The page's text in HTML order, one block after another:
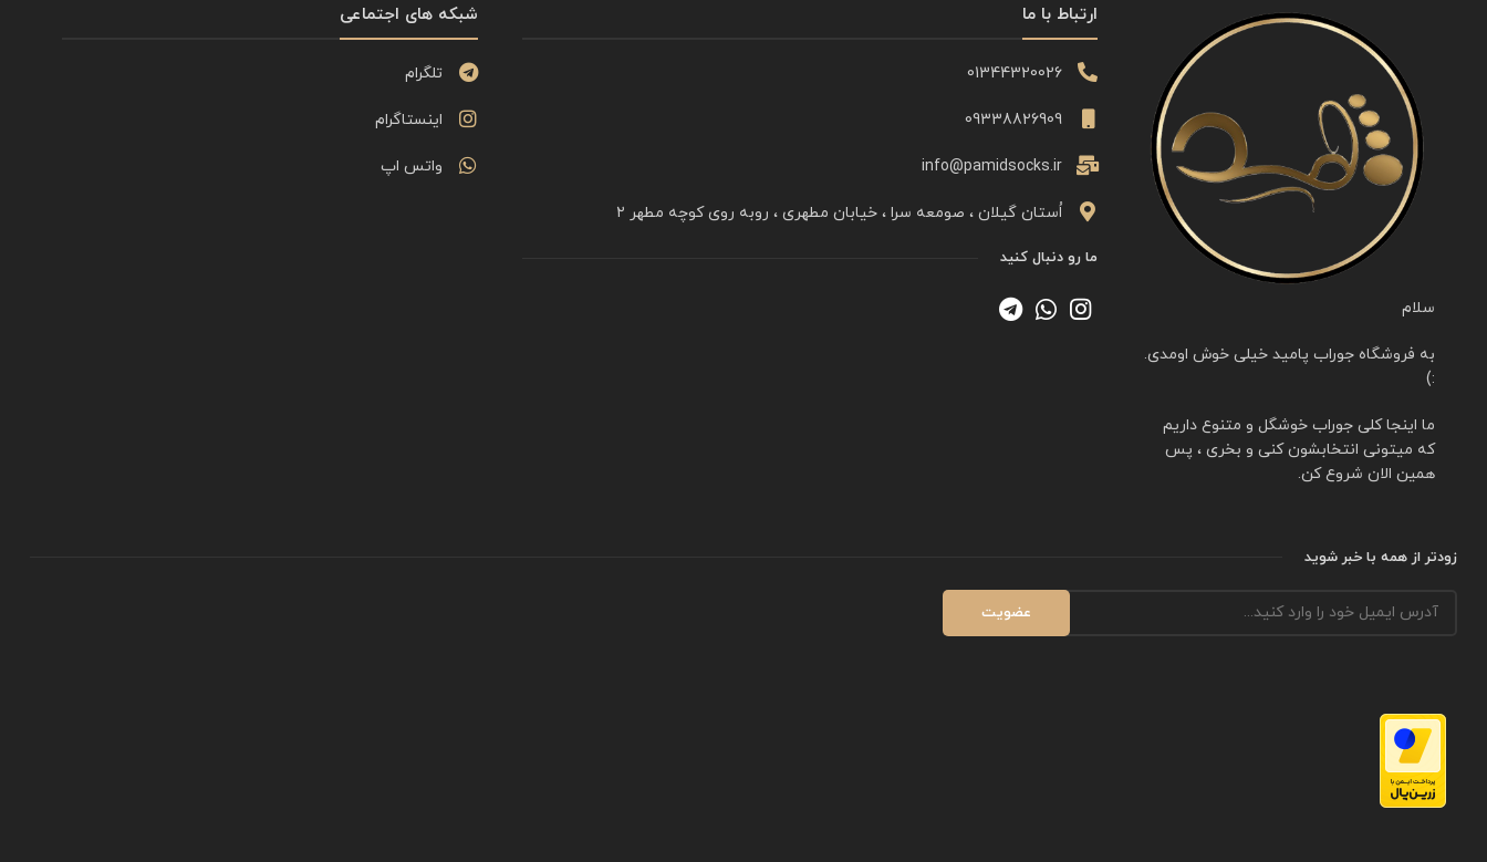
سلام
به فروشگاه جوراب پامید خیلی خوش اومدی.
:)
ما اینجا کلی جوراب خوشگل و متنوع داریم
که میتونی انتخابشون کنی و بخری ، پس
همین الان شروع کن.
ارتباط با ما
01344320026
09338826909
info@pamidsocks.ir
اُستان گیلان ، صومعه سرا ، خیابان مطهری ، روبه روی کوچه مطهر ۲
ما رو دنبال کنید
شبکه های اجتماعی
تلگرام
اینستاگرام
واتس اپ
زودتر از همه با خبر شوید